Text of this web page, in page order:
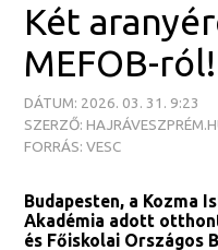
Két
MEFOB-ról!
DÁTUM: 2026. 03. 31. 9:23
SZERZŐ:
FORRÁS: VESC
Budapesten, a Kozma
Akadémia adott
és Főiskolai Országos